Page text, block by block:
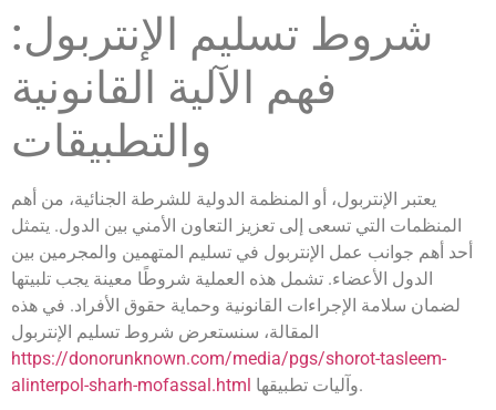
شروط تسليم الإنتربول:
فهم الآلية القانونية
والتطبيقات
يعتبر الإنتربول، أو المنظمة الدولية للشرطة الجنائية، من أهم
المنظمات التي تسعى إلى تعزيز التعاون الأمني بين الدول. يتمثل
أحد أهم جوانب عمل الإنتربول في تسليم المتهمين والمجرمين بين
الدول الأعضاء. تشمل هذه العملية شروطًا معينة يجب تلبيتها
لضمان سلامة الإجراءات القانونية وحماية حقوق الأفراد. في هذه
المقالة، سنستعرض شروط تسليم الإنتربول
https://donorunknown.com/media/pgs/shorot-tasleem-
alinterpol-sharh-mofassal.html
وآليات تطبيقها.